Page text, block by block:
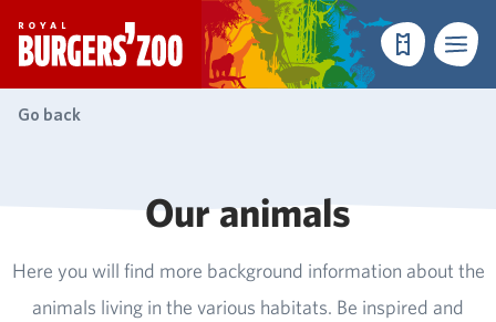
- Homepage
Make aMenu
Go back
Our animals
Here you will find more background information about the
animals living in the various habitats. Be inspired and